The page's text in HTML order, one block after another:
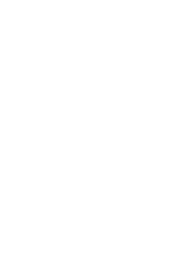
: cette variété a été désignée par
comme variété rare ou ancienne.
est une fondation pour la
la diversité des variétés
En collaboration à long terme
Sativa participe activement
et au soin de ces
: Pour cette variété,
la sélection de conservation à
une variété de qualité
essentiel de l’entretenir avec
sont régulièrement reproduites
en fonction de leurs
positives. Cette démarche
continuellement et de les